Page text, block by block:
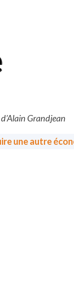
Grandjean
une autre